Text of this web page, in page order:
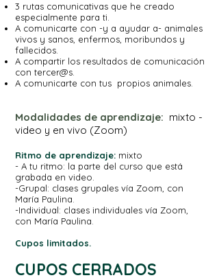
3 rutas comunicativas que he creado
especialmente para ti.
A comunicarte con -y a ayudar a- animales
vivos y sanos, enfermos, moribundos y
fallecidos.
A compartir los resultados de comunicación
con tercer@s.
A comunicarte con tus propios animales.
Modalidades de aprendizaje: mixto -
video y en vivo (Zoom)
Ritmo de aprendizaje: mixto
- A tu ritmo: la parte del curso que está
grabada en video.
-Grupal: clases grupales vía Zoom, con
María Paulina.
-Individual: clases individuales vía Zoom,
con María Paulina.
Cupos limitados.
CUPOS CERRADOS